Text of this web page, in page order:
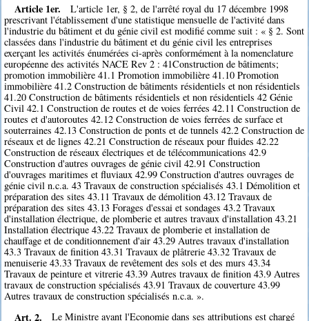
Article 1er.
L'article 1er, § 2, de l'arrêté royal du 17 décembre 1998
prescrivant l'établissement d'une statistique mensuelle de l'activité dans
l'industrie du bâtiment et du génie civil est modifié comme suit : « § 2. Sont
classées dans l'industrie du bâtiment et du génie civil les entreprises
exerçant les activités énumérées ci-après conformément à la nomenclature
européenne des activités NACE Rev 2 : 41Construction de bâtiments;
promotion immobilière 41.1 Promotion immobilière 41.10 Promotion
immobilière 41.2 Construction de bâtiments résidentiels et non résidentiels
41.20 Construction de bâtiments résidentiels et non résidentiels 42 Génie
Civil 42.1 Construction de routes et de voies ferrées 42.11 Construction de
routes et d'autoroutes 42.12 Construction de voies ferrées de surface et
souterraines 42.13 Construction de ponts et de tunnels 42.2 Construction de
réseaux et de lignes 42.21 Construction de réseaux pour fluides 42.22
Construction de réseaux électriques et de télécommunications 42.9
Construction d'autres ouvrages de génie civil 42.91 Construction
d'ouvrages maritimes et fluviaux 42.99 Construction d'autres ouvrages de
génie civil n.c.a. 43 Travaux de construction spécialisés 43.1 Démolition et
préparation des sites 43.11 Travaux de démolition 43.12 Travaux de
préparation des sites 43.13 Forages d'essai et sondages 43.2 Travaux
d'installation électrique, de plomberie et autres travaux d'installation 43.21
Installation électrique 43.22 Travaux de plomberie et installation de
chauffage et de conditionnement d'air 43.29 Autres travaux d'installation
43.3 Travaux de finition 43.31 Travaux de plâtrerie 43.32 Travaux de
menuiserie 43.33 Travaux de revêtement des sols et des murs 43.34
Travaux de peinture et vitrerie 43.39 Autres travaux de finition 43.9 Autres
travaux de construction spécialisés 43.91 Travaux de couverture 43.99
Autres travaux de construction spécialisés n.c.a. ».
Art. 2.
Le Ministre ayant l'Economie dans ses attributions est chargé